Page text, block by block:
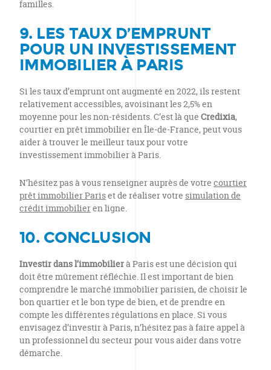
familles.
9. LES TAUX D’EMPRUNT
POUR UN INVESTISSEMENT
IMMOBILIER À PARIS
Si les taux d’emprunt ont augmenté en 2022, ils restent
relativement accessibles, avoisinant les 2,5% en
moyenne pour les non-résidents. C’est là que Credixia,
courtier en prêt immobilier en Île-de-France, peut vous
aider à trouver le meilleur taux pour votre
investissement immobilier à Paris.
N’hésitez pas à vous renseigner auprès de votre courtier
prêt immobilier Pariset de réaliser votre simulation de
crédit immobilieren ligne.
10. CONCLUSION
Investir dans l’immobilierà Paris est une décision qui
doit être mûrement réfléchie. Il est important de bien
comprendre le marché immobilier parisien, de choisir le
bon quartier et le bon type de bien, et de prendre en
compte les différentes régulations en place. Si vous
envisagez d’investir à Paris, n’hésitez pas à faire appel à
un professionnel du secteur pour vous aider dans votre
démarche.